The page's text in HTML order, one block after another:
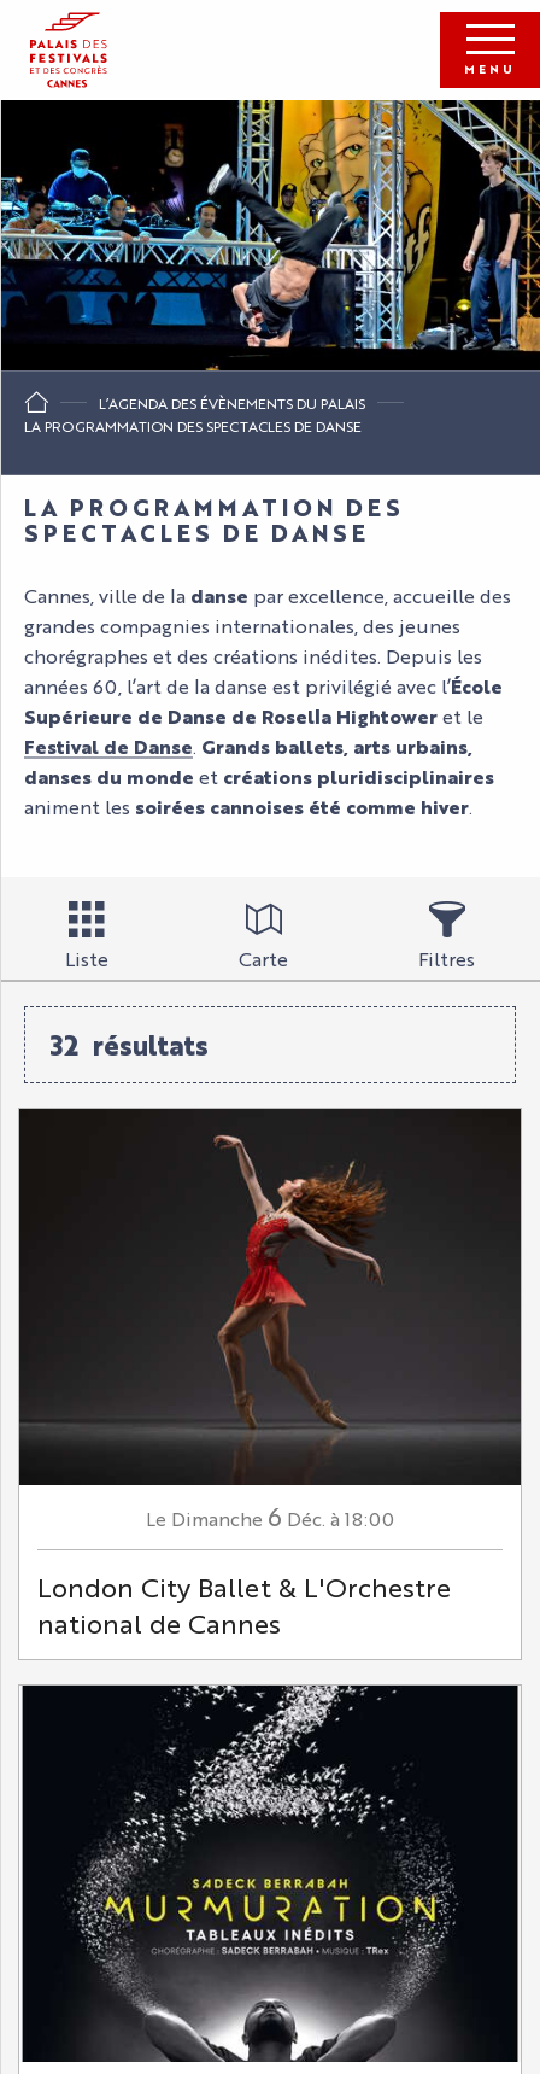
contenu
principal
MENU
L’AGENDA DES ÉVÈNEMENTS DU PALAIS
LA PROGRAMMATION DES SPECTACLES DE DANSE
LA PROGRAMMATION DES
SPECTACLES DE DANSE
Cannes, ville de la danse par excellence, accueille des
grandes compagnies internationales, des jeunes
chorégraphes et des créations inédites. Depuis les
années 60, l’art de la danse est privilégié avec l’École
Supérieure de Danse de Rosella Hightoweret le
Festival de Danse. Grands ballets, arts urbains,
danses du monde et créations pluridisciplinaires
animent les soirées cannoises été comme hiver.
Liste Carte Filtres
32 résultats
Le Dimanche 6 Déc. à 18:00
London City Ballet & L'Orchestre
national de Cannes